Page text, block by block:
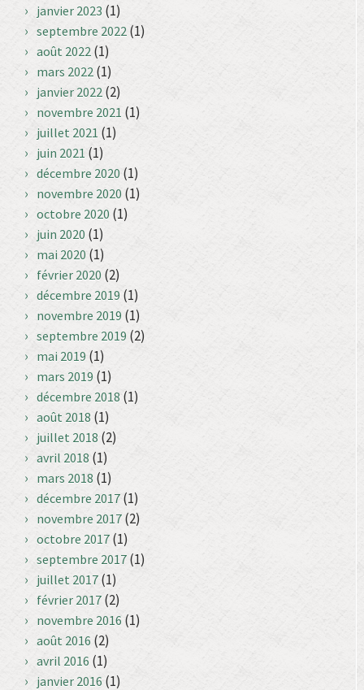
janvier 2023 (1)
septembre 2022 (1)
août 2022 (1)
mars 2022 (1)
janvier 2022 (2)
novembre 2021 (1)
juillet 2021 (1)
juin 2021 (1)
décembre 2020 (1)
novembre 2020 (1)
octobre 2020 (1)
juin 2020 (1)
mai 2020 (1)
février 2020 (2)
décembre 2019 (1)
novembre 2019 (1)
septembre 2019 (2)
mai 2019 (1)
mars 2019 (1)
décembre 2018 (1)
août 2018 (1)
juillet 2018 (2)
avril 2018 (1)
mars 2018 (1)
décembre 2017 (1)
novembre 2017 (2)
octobre 2017 (1)
septembre 2017 (1)
juillet 2017 (1)
février 2017 (2)
novembre 2016 (1)
août 2016 (2)
avril 2016 (1)
janvier 2016 (1)